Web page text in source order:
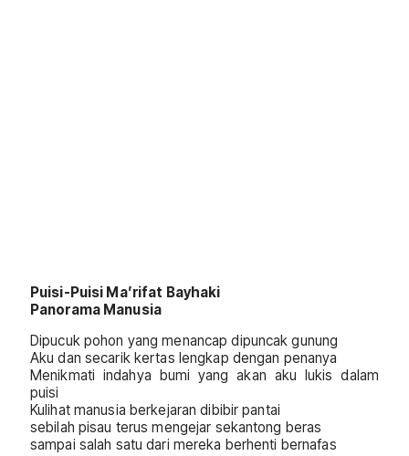
Puisi-Puisi Ma’rifat Bayhaki
Panorama Manusia
Dipucuk pohon yang menancap dipuncak gunung
Aku dan secarik kertas lengkap dengan penanya
Menikmati indahya bumi yang akan aku lukis dalam
puisi
Kulihat manusia berkejaran dibibir pantai
sebilah pisau terus mengejar sekantong beras
sampai salah satu dari mereka berhenti bernafas